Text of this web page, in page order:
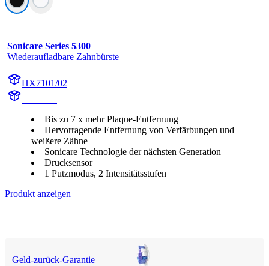
Sonicare Series 5300
Wiederaufladbare Zahnbürste
HX7101/02
Bis zu 7 x mehr Plaque-Entfernung
Hervorragende Entfernung von Verfärbungen und
weißere Zähne
Sonicare Technologie der nächsten Generation
Drucksensor
1 Putzmodus, 2 Intensitätsstufen
Produkt anzeigen
Geld-zurück-Garantie